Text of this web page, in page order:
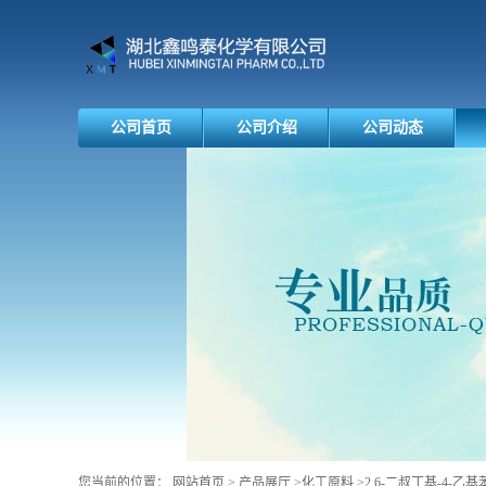
公司首页 公司介绍 公司动态
您当前的位置： 网站首页 > 产品展厅 >化工原料 >2,6-二叔丁基-4-乙基